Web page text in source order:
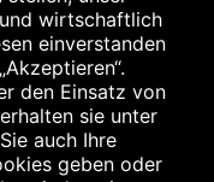
44
wirtschaftlich
einverstanden
den Einsatz von
sie unter
auch Ihre
geben oder